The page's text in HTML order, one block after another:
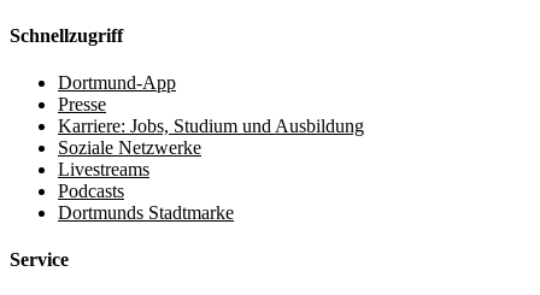
Schnellzugriff
Dortmund-App
Presse
Karriere: Jobs, Studium und Ausbildung
Soziale Netzwerke
Livestreams
Podcasts
Dortmunds Stadtmarke
Service